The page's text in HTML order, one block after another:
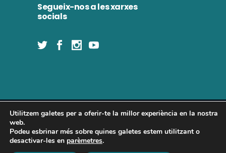
Segueix-nos a les xarxes
socials
Política de privadesa
Utilitzem galetes per a oferir-te la millor experiència en la nostra
web.
Podeu esbrinar més sobre quines galetes estem utilitzant o
desactivar-les en parèmetres.